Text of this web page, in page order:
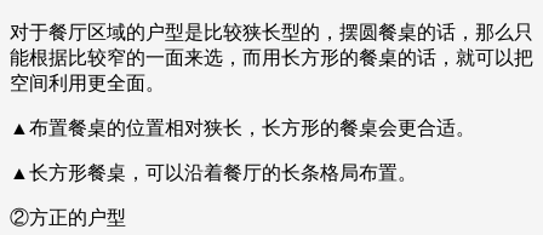
对于餐厅区域的户型是比较狭长型的，摆圆餐桌的话，那么只
能根据比较窄的一面来选，而用长方形的餐桌的话，就可以把
空间利用更全面。
▲布置餐桌的位置相对狭长，长方形的餐桌会更合适。
▲长方形餐桌，可以沿着餐厅的长条格局布置。
②方正的户型